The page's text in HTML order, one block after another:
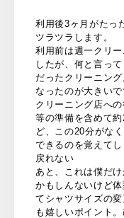
利用後3ヶ月がたっ
ツラツラします。
利用前は週一クリ
したが、何と言っ
だったクリーニン
なったのが大きいで
クリーニング店へ
等の準備を含めて
ど、この20分がな
できるのを覚えて
戻れない
あと、これは僕だ
かもしんないけど
てシャツサイズの
も嬉しいポイント